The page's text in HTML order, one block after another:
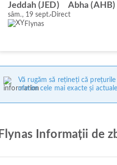
Jeddah (JED) Abha (AHB)
sâm., 19 sept. Direct
Flynas
Vă rugăm să rețineți că
oferim cele mai exacte și
Flynas Informații de